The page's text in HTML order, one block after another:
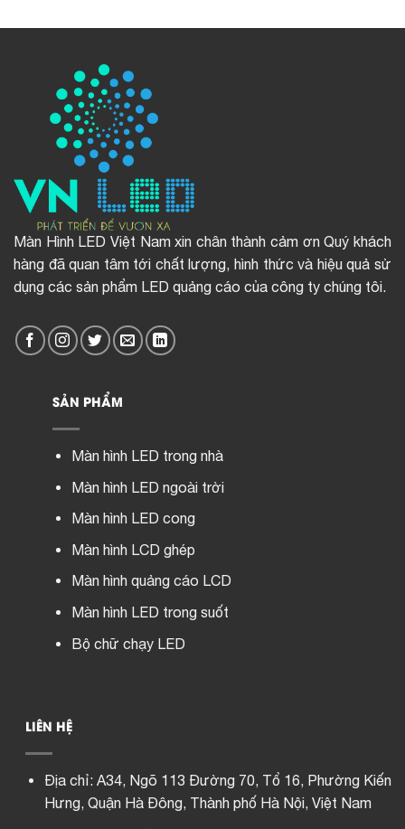
Màn Hình LED Việt Nam xin chân thành cảm ơn Quý khách
hàng đã quan tâm tới chất lượng, hình thức và hiệu quả sử
dụng các sản phẩm LED quảng cáo của công ty chúng tôi.
SẢN PHẨM
Màn hình LED trong nhà
Màn hình LED ngoài trời
Màn hình LED cong
Màn hình LCD ghép
Màn hình quảng cáo LCD
Màn hình LED trong suốt
Bộ chữ chạy LED
LIÊN HỆ
Địa chỉ: A34, Ngõ 113 Đường 70, Tổ 16, Phường Kiến
Hưng, Quận Hà Đông, Thành phố Hà Nội, Việt Nam